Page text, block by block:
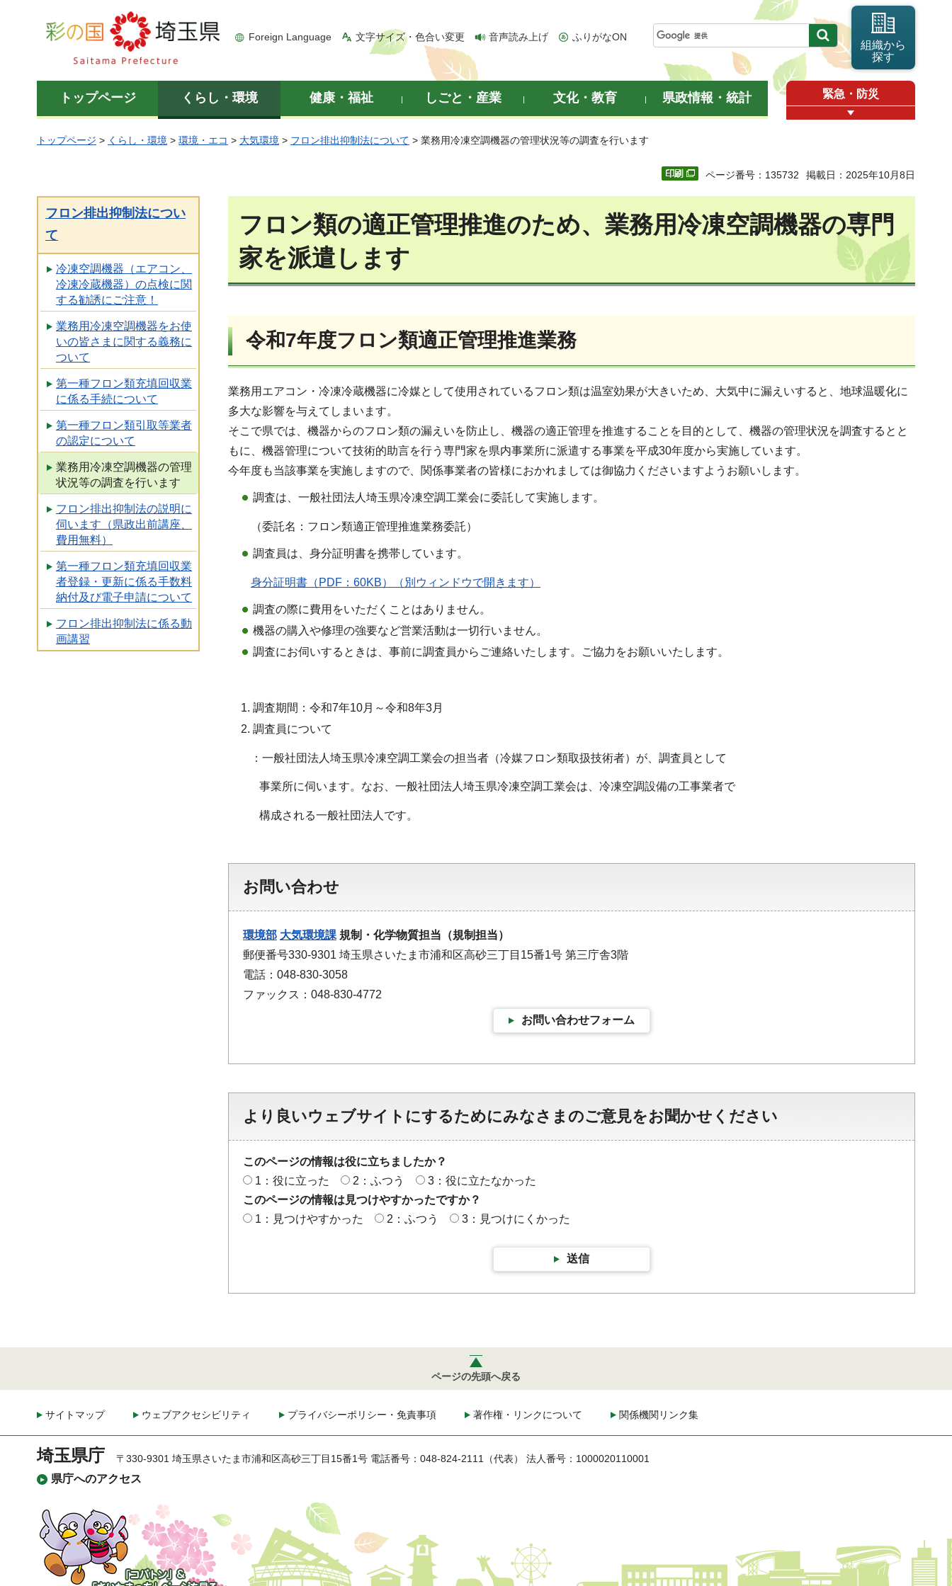
彩の国 埼玉県
Foreign Language 文字サイズ・色合い変更 音声読み上げ ふりがなON
組織から
探す
トップページ くらし・環境 健康・福祉 しごと・産業 文化・教育 県政情報・統計 緊急・防災
トップページ > くらし・環境 > 環境・エコ > 大気環境 > フロン排出抑制法について > 業務用冷凍空調機器の管理状況等の調査を行います
ページ番号：135732 掲載日：2025年10月8日
フロン排出抑制法につい
て
冷凍空調機器（エアコン、
冷凍冷蔵機器）の点検に関
する勧誘にご注意！
業務用冷凍空調機器をお使
いの皆さまに関する義務に
ついて
第一種フロン類充填回収業
に係る手続について
第一種フロン類引取等業者
の認定について
業務用冷凍空調機器の管理
状況等の調査を行います
フロン排出抑制法の説明に
伺います（県政出前講座、
費用無料）
第一種フロン類充填回収業
者登録・更新に係る手数料
納付及び電子申請について
フロン排出抑制法に係る動
画講習
フロン類の適正管理推進のため、業務用冷凍空調機器の専門
家を派遣します
令和7年度フロン類適正管理推進業務
業務用エアコン・冷凍冷蔵機器に冷媒として使用されているフロン類は温室効果が大きいため、大気中に漏えいすると、地球温暖化に
多大な影響を与えてしまいます。
そこで県では、機器からのフロン類の漏えいを防止し、機器の適正管理を推進することを目的として、機器の管理状況を調査するとと
もに、機器管理について技術的助言を行う専門家を県内事業所に派遣する事業を平成30年度から実施しています。
今年度も当該事業を実施しますので、関係事業者の皆様におかれましては御協力くださいますようお願いします。
調査は、一般社団法人埼玉県冷凍空調工業会に委託して実施します。
（委託名：フロン類適正管理推進業務委託）
調査員は、身分証明書を携帯しています。
身分証明書（PDF：60KB）（別ウィンドウで開きます）
調査の際に費用をいただくことはありません。
機器の購入や修理の強要など営業活動は一切行いません。
調査にお伺いするときは、事前に調査員からご連絡いたします。ご協力をお願いいたします。
調査期間：令和7年10月～令和8年3月
調査員について
：一般社団法人埼玉県冷凍空調工業会の担当者（冷媒フロン類取扱技術者）が、調査員として
事業所に伺います。なお、一般社団法人埼玉県冷凍空調工業会は、冷凍空調設備の工事業者で
構成される一般社団法人です。
お問い合わせ
環境部 大気環境課 規制・化学物質担当（規制担当）
郵便番号330-9301 埼玉県さいたま市浦和区高砂三丁目15番1号 第三庁舎3階
電話：048-830-3058
ファックス：048-830-4772
お問い合わせフォーム
より良いウェブサイトにするためにみなさまのご意見をお聞かせください
このページの情報は役に立ちましたか？
1：役に立った
2：ふつう
3：役に立たなかった
このページの情報は見つけやすかったですか？
1：見つけやすかった
2：ふつう 3：見つけにくかった
送信
ページの先頭へ戻る
サイトマップ ウェブアクセシビリティ プライバシーポリシー・免責事項 著作権・リンクについて 関係機関リンク集
埼玉県庁
県庁へのアクセス
〒330-9301 埼玉県さいたま市浦和区高砂三丁目15番1号 電話番号：048-824-2111（代表） 法人番号：1000020110001
「コバトン」&「さいた